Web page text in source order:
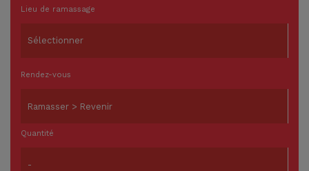
Lieu de ramassage
Rendez-vous
Quantité